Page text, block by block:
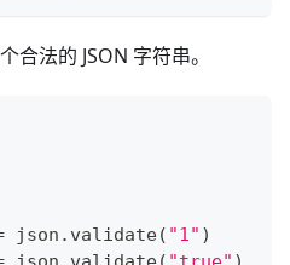
法的 JSON 字符串。
json . validate( "1" )